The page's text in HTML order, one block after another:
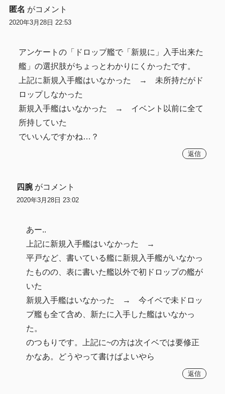
匿名 がコメント
2020年3月28日 22:53
アンケートの「ドロップ艦で「新規に」入手出来た
艦」の選択肢がちょっとわかりにくかったです。
上記に新規入手艦はいなかった → 未所持だがド
ロップしなかった
新規入手艦はいなかった → イベント以前に全て
所持していた
でいいんですかね…？
返信
四腕 がコメント
2020年3月28日 23:02
あー..
上記に新規入手艦はいなかった →
平戸など、書いている艦に新規入手艦がいなかっ
たものの、表に書いた艦以外で初ドロップの艦が
いた
新規入手艦はいなかった → 今イベで未ドロッ
プ艦も全て含め、新たに入手した艦はいなかっ
た。
のつもりです。上記に~の方は次イベでは要修正
かなあ。どうやって書けばよいやら
返信